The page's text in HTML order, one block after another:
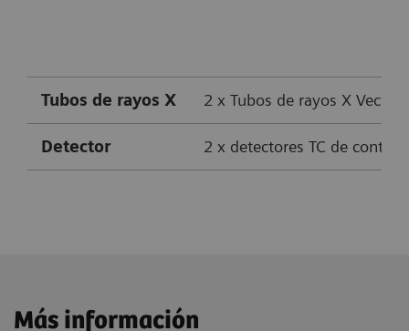
Tubos de rayos X 2 x Tubos de rayos X Vectron
Detector 2 x detectores TC de
Más información